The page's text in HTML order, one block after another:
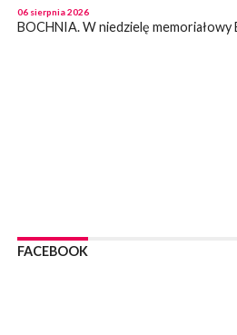
06 sierpnia 2026
BOCHNIA. W niedzielę memoriałowy
06 sierpnia 2026
POWIAT BRZESKI. W Wytrzyszczce
FACEBOOK